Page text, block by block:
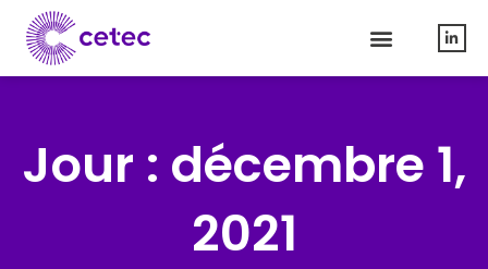
Jour : décembre 1,
2021